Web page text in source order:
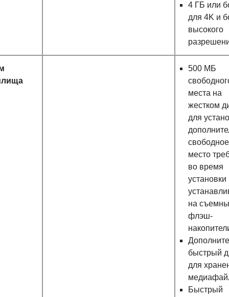
4 ГБ или
для 4K и
высокого
500 МБ
места на
жестком
для
свободное
место
во время
установки
на
флэш-
быстрый
для
Быстрый